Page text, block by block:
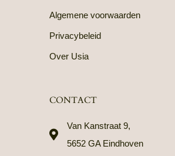
Algemene voorwaarden
Privacybeleid
Over Usia
CONTACT
Van Kanstraat 9,
5652 GA Eindhoven